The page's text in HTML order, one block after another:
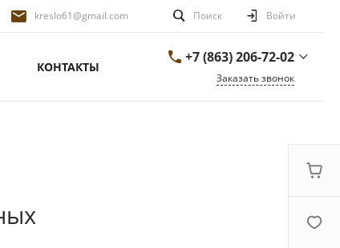
kreslo61@gmail.com Поиск Войти
КОНТАКТЫ
+7 (863) 206-72-02
Заказать звонок